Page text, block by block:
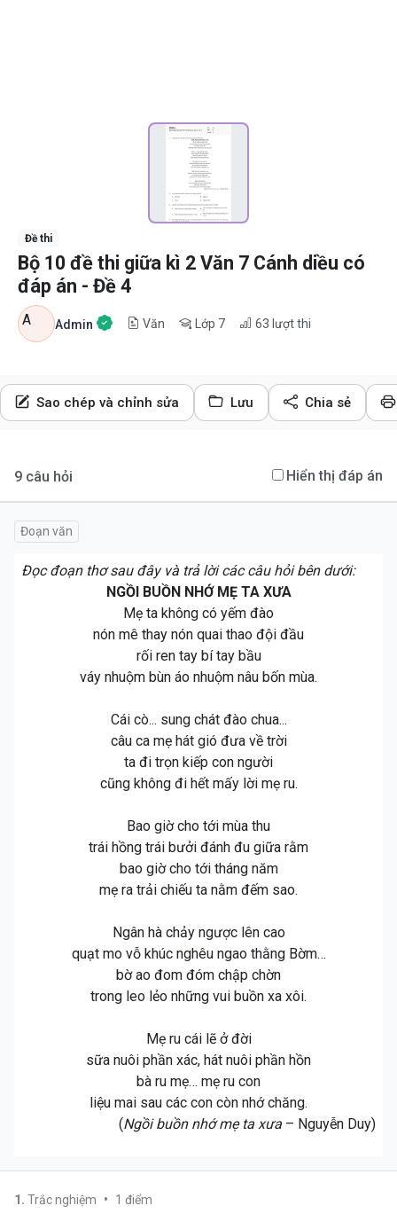
Đề thi
Bộ 10 đề thi giữa kì 2 Văn 7 Cánh diều có
đáp án - Đề 4
A Admin Văn Lớp 7 63 lượt thi
Sao chép và chỉnh sửa Lưu Chia sẻ
9 câu hỏi Hiển thị đáp án
Đoạn văn
Đọc đoạn thơ sau đây và trả lời các câu hỏi bên dưới:
NGỒI BUỒN NHỚ MẸ TA XƯA
Mẹ ta không có yếm đào
nón mê thay nón quai thao đội đầu
rối ren tay bí tay bầu
váy nhuộm bùn áo nhuộm nâu bốn mùa.
Cái cò... sung chát đào chua...
câu ca mẹ hát gió đưa về trời
ta đi trọn kiếp con người
cũng không đi hết mấy lời mẹ ru.
Bao giờ cho tới mùa thu
trái hồng trái bưởi đánh đu giữa rằm
bao giờ cho tới tháng năm
mẹ ra trải chiếu ta nằm đếm sao.
Ngân hà chảy ngược lên cao
quạt mo vỗ khúc nghêu ngao thằng Bờm…
bờ ao đom đóm chập chờn
trong leo lẻo những vui buồn xa xôi.
Mẹ ru cái lẽ ở đời
sữa nuôi phần xác, hát nuôi phần hồn
bà ru mẹ… mẹ ru con
liệu mai sau các con còn nhớ chăng.
(Ngồi buồn nhớ mẹ ta xưa – Nguyễn Duy)
1. Trắc nghiệm • 1 điểm